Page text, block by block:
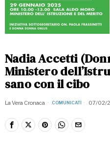
Nadia Accetti
Ministero
sano con il cibo
La Vera Cronaca COMUNICATI 07/02/